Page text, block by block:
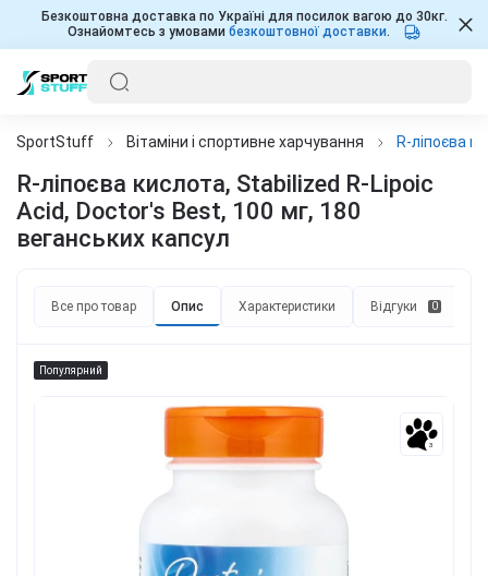
Безкоштовна доставка по Україні для посилок вагою до 30кг.
Ознайомтесь з умовами безкоштовної доставки.
SportStuff Вітаміни і спортивне харчування R-ліпоєва
R-ліпоєва кислота, Stabilized R-Lipoic
Acid, Doctor's Best, 100 мг, 180
веганських капсул
Все про товар Опис Характеристики Відгуки 0
Популярний
3